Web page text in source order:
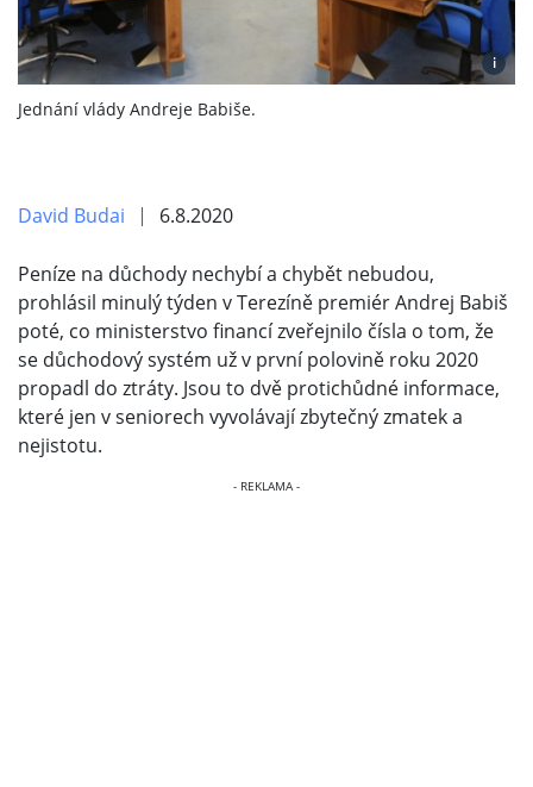
i
Jednání vlády Andreje Babiše.
David Budai 6.8.2020
Peníze na důchody nechybí a chybět nebudou,
prohlásil minulý týden v Terezíně premiér Andrej Babiš
poté, co ministerstvo financí zveřejnilo čísla o tom, že
se důchodový systém už v první polovině roku 2020
propadl do ztráty. Jsou to dvě protichůdné informace,
které jen v seniorech vyvolávají zbytečný zmatek a
nejistotu.